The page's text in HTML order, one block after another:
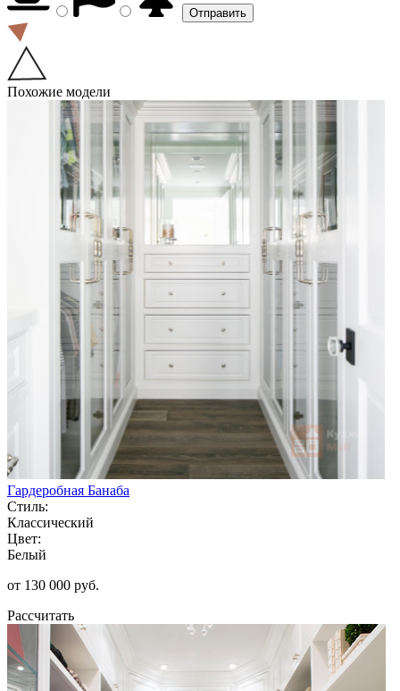
Похожие модели
Гардеробная Банаба
Стиль:
Классический
Цвет:
Белый
от 130 000 руб.
Рассчитать